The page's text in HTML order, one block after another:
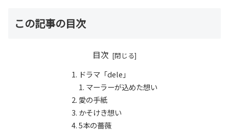
この記事の目次
目次
ドラマ「dele」
マーラーが込めた想い
愛の手紙
かそけき想い
5本の薔薇